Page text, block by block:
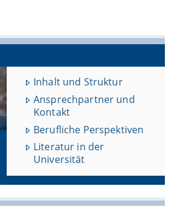
Inhalt und Struktur
Ansprechpartner und
Kontakt
Berufliche Perspektiven
Literatur in der
Universität